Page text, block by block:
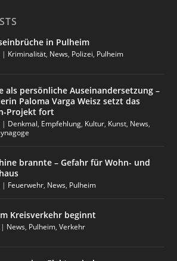
in Pulheim
| Kriminalität, News, Polizei, Pulheim
als persönliche Auseinandersetzung –
Paloma Varga Weisz setzt das
Projekt fort
| Denkmal, Empfehlung, Kultur, Kunst, News,
brannte – Gefahr für Wohn- und
| Feuerwehr, News, Pulheim
Kreisverkehr beginnt
| News, Pulheim,Verkehr